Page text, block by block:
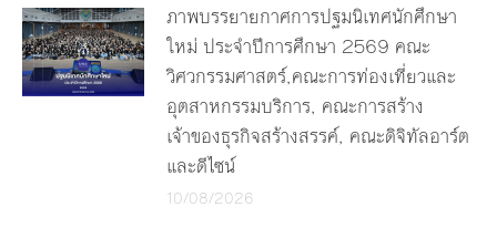
ภาพบรรยายกาศการปฐมนิเทศนักศึกษา
ใหม่ ประจำปีการศึกษา 2569 คณะ
วิศวกรรมศาสตร์,คณะการท่องเที่ยวและ
อุตสาหกรรมบริการ, คณะการสร้าง
เจ้าของธุรกิจสร้างสรรค์, คณะดิจิทัลอาร์ต
และดีไซน์
10/08/2026